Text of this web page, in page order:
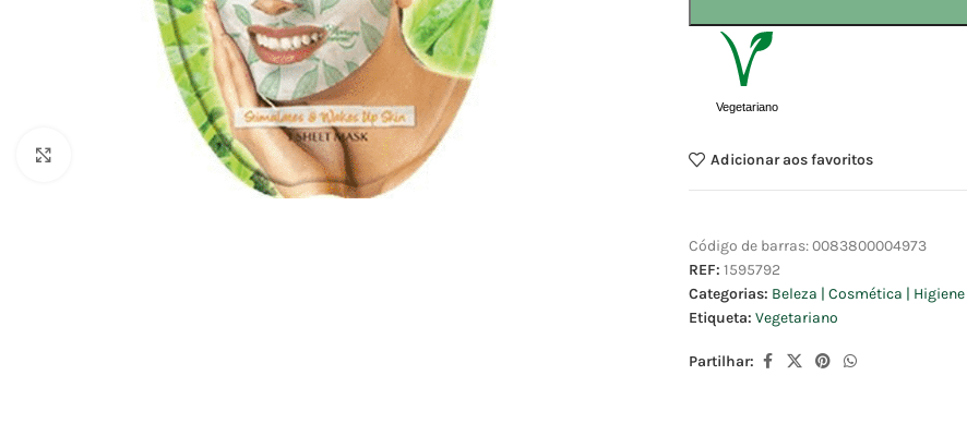
Vegetariano
Adicionar aos favoritos
Código de barras:0083800004973
REF: 1595792
Categorias: Beleza | Cosmética | Higiene
Etiqueta: Vegetariano
Partilhar: